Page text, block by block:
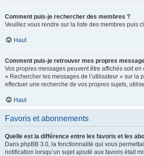
Comment puis-je rechercher des membres ?
Veuillez vous rendre sur la liste des membres puis
Haut
Comment puis-je retrouver mes propres
Vos propres messages peuvent être affichés soit
« Rechercher les messages de l’utilisateur » sur
effectuer une recherche de vos propres sujets,
Haut
Favoris et abonnements
Quelle est la différence entre les favoris et les
Dans phpBB 3.0, la fonctionnalité qui vous
notification lorsqu’un sujet ajouté aux favoris était